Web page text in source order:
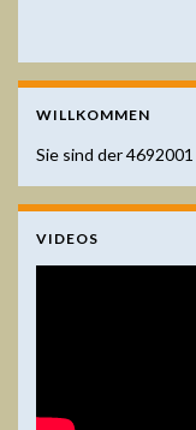
WILLKOMMEN
Sie sind der4692001
VIDEOS